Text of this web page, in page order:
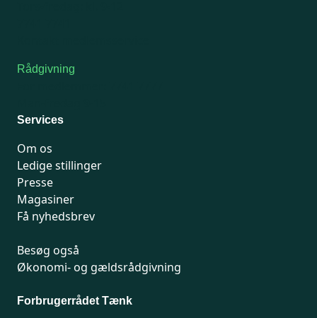
Rådgivning
Services
Om os
Ledige stillinger
Presse
Magasiner
Få nyhedsbrev
Besøg også
Økonomi- og gældsrådgivning
Forbrugerrådet Tænk